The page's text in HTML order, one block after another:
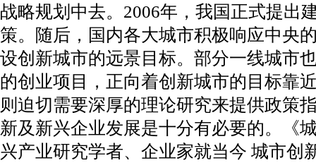
战略规划中去。2006年，我国正式提出
策。随后，国内各大城市积极响应中央
设创新城市的远景目标。部分一线城市
的创业项目，正向着创新城市的目标靠
则迫切需要深厚的理论研究来提供政策
新及新兴企业发展是十分有必要的。《
兴产业研究学者、企业家就当今 城市创